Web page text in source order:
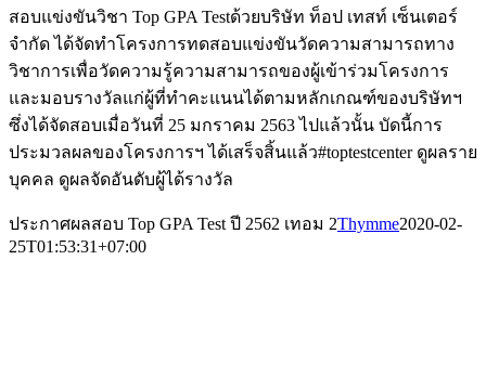
สอบแข่งขันวิชา Top GPA Testด้วยบริษัท ท็อป เทสท์ เซ็นเตอร์
จำกัด ได้จัดทำโครงการทดสอบแข่งขันวัดความสามารถทาง
วิชาการเพื่อวัดความรู้ความสามารถของผู้เข้าร่วมโครงการ
และมอบรางวัลแก่ผู้ที่ทำคะแนนได้ตามหลักเกณฑ์ของบริษัทฯ
ซึ่งได้จัดสอบเมื่อวันที่ 25 มกราคม 2563 ไปแล้วนั้น บัดนี้การ
ประมวลผลของโครงการฯ ได้เสร็จสิ้นแล้ว#toptestcenter ดูผลราย
บุคคล ดูผลจัดอันดับผู้ได้รางวัล
ประกาศผลสอบ Top GPA Test ปี 2562 เทอม 2Thymme2020-02-
25T01:53:31+07:00